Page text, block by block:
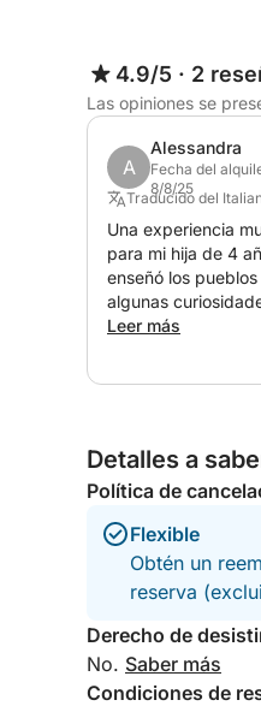
4.9/5 · 2
Las opiniones se
A
Alessandra
Fecha del
8/8/25
Traducido del
Una experiencia
para mi hija de 4
enseñó los
algunas
Leer más
Detalles a
Política de
Flexible
Obtén un
reserva
Derecho de
No. Saber más
Condiciones de